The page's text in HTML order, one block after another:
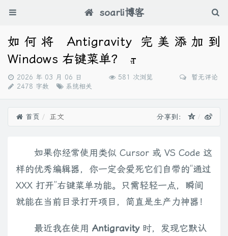
soarli博客
如何将 Antigravity 完美添加到
Windows 右键菜单？
发
布
2026 年 03 月 06 日 581 次浏览
暂无评论
2478 字数
分
系统相关
首页 正文 分享到：
如果你经常使用类似 Cursor 或 VS Code 这
样的优秀编辑器，你一定会爱死它们自带的“通过
XXX 打开”右键菜单功能。只需轻轻一点，瞬间
就能在当前目录打开项目，简直是生产力神器！
最近我在使用 Antigravity时，发现它默认